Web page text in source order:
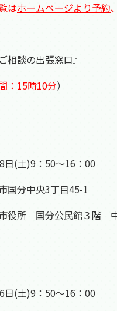
はホームページより予約、
相談の出張窓口』
：15時10分）
日(土)9：50～16：00
国分中央3丁目45-1
市役所 国分公民館３階
日(土)9：50～16：00